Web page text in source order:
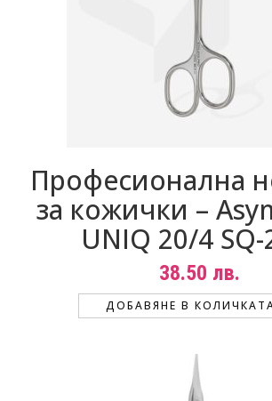
Професионална
за кожички –
UNIQ 20/4
38.50 лв.
ДОБАВЯНЕ В